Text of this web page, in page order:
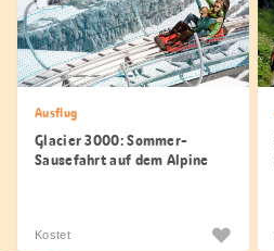
Ausflug
Glacier 3000: Sommer-
Sausefahrt auf dem Alpine
Kostet